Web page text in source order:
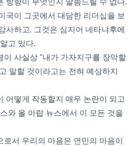
국이 그곳에서 대담한 리더십을 보
사하고, 그것은 심지어 네타냐후에
고 있다.
이 사실상 “내가 가자지구를 장악할
말할 것이라고는 전혀 예상하지
어떻게 작동할지 매우 논란이 되고
와 올 아랍 뉴스에서 이 모든 것을
서 우리의 마음은 연민의 마음이